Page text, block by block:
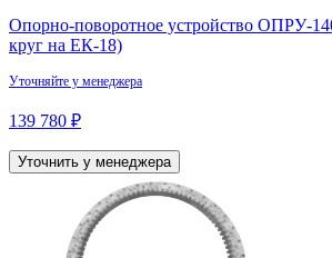
Опорно-поворотное устройство ОПРУ-
круг на ЕК-18)
Уточняйте у менеджера
139 780 ₽
Уточнить у менеджера